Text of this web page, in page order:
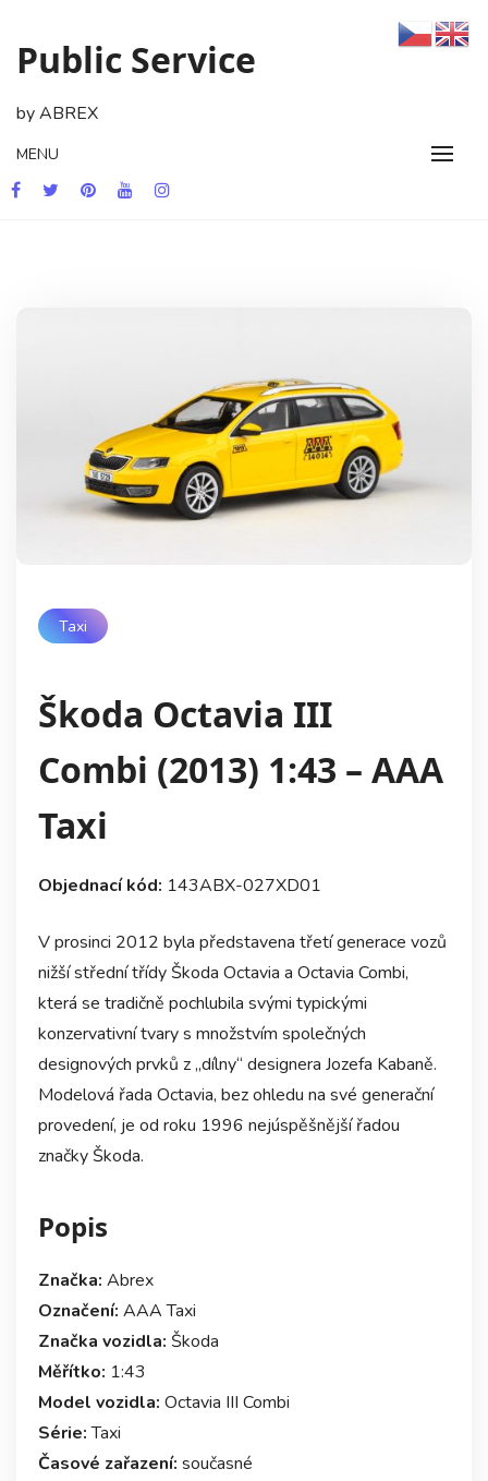
content
Public Service
by ABREX
MENU
Taxi
Škoda Octavia III
Combi (2013) 1:43 – AAA
Taxi
Objednací kód: 143ABX-027XD01
V prosinci 2012 byla představena třetí generace vozů
nižší střední třídy Škoda Octavia a Octavia Combi,
která se tradičně pochlubila svými typickými
konzervativní tvary s množstvím společných
designových prvků z „dílny“ designera Jozefa Kabaně.
Modelová řada Octavia, bez ohledu na své generační
provedení, je od roku 1996 nejúspěšnější řadou
značky Škoda.
Popis
Značka: Abrex
Označení: AAA Taxi
Značka vozidla: Škoda
Měřítko: 1:43
Model vozidla: Octavia III Combi
Série:Taxi
Časové zařazení: současné